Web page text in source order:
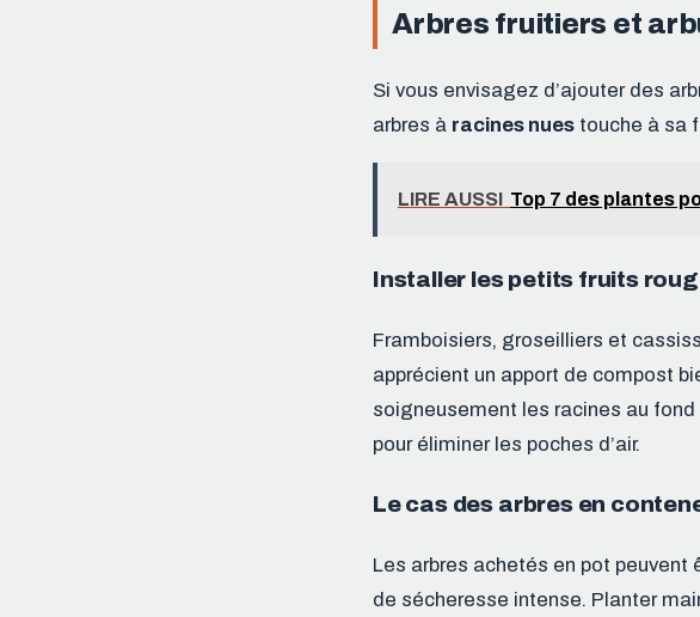
Arbres fruitiers et
Si vous envisagez d’ajouter des
arbres à racines nues touche à sa
LIRE AUSSI Top 7 des plantes
Installer les petits fruits
Framboisiers, groseilliers et
apprécient un apport de compost
soigneusement les racines au
pour éliminer les poches d’air.
Le cas des arbres en
Les arbres achetés en pot peuvent
de sécheresse intense. Planter